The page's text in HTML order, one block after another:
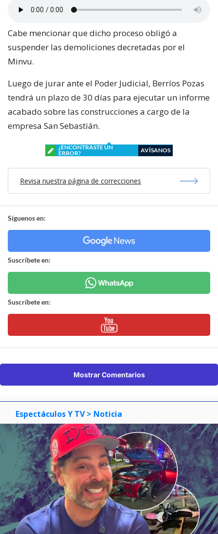
Cabe mencionar que dicho proceso obligó a
suspender las demoliciones decretadas por el
Minvu.
Luego de jurar ante el Poder Judicial, Berríos Pozas
tendrá un plazo de 30 días para ejecutar un informe
acabado sobre las construcciones a cargo de la
empresa San Sebastián.
¿ENCONTRASTE UN
ERROR?
AVÍSANOS
Revisa nuestra página de correcciones
Síguenos en:
Suscríbete en:
Suscríbete en:
Mostrar Comentarios
Espectáculos Y TV > Noticia